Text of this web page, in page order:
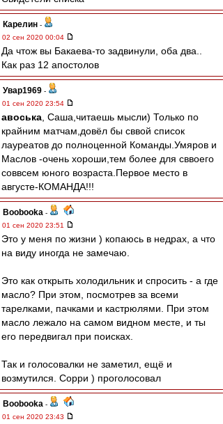
Карелин -
02 сен 2020 00:04
Да чтож вы Бакаева-то задвинули, оба два..
Как раз 12 апостолов
Увар1969 -
01 сен 2020 23:54
авоська , Саша,читаешь мысли) Только по
крайним матчам,довёл бы сввой список
лауреатов до полноценной Команды.Умяров и
Маслов -очень хороши,тем более для сввоего
соввсем юного возраста.Первое место в
августе-КОМАНДА!!!
Boobooka -
01 сен 2020 23:51
Это у меня по жизни ) копаюсь в недрах, а что
на виду иногда не замечаю.
Это как открыть холодильник и спросить - а где
масло? При этом, посмотрев за всеми
тарелками, пачками и кастрюлями. При этом
масло лежало на самом видном месте, и ты
его передвигал при поисках.
Так и голосовалки не заметил, ещё и
возмутился. Сорри ) проголосовал
Boobooka -
01 сен 2020 23:43